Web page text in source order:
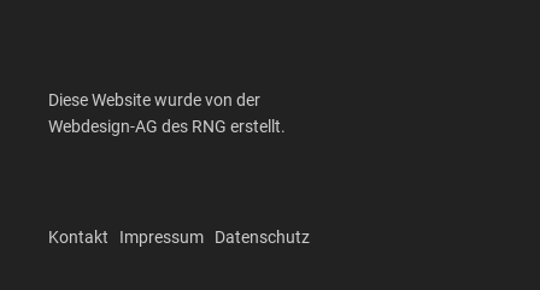
Diese Website wurde von der
Webdesign-AG des RNG erstellt.
Kontakt Impressum Datenschutz